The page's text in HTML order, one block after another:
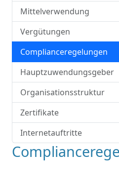
Mittelverwendung
Vergütungen
Complianceregelungen
Hauptzuwendungsgeber
Organisationsstruktur
Zertifikate
Internetauftritte